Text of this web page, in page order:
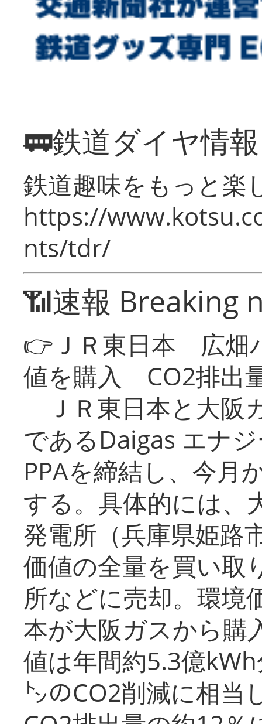
🚃鉄道ダイヤ情
鉄道趣味をもっと楽
https://
nts/tdr/
📶速報 Breaking
👉ＪＲ東日本 広畑
値を購入 CO2排出
ＪＲ東日本と大阪
であるDaigas エナ
PPAを締結し、今月
する。具体的には、
発電所（兵庫県姫路
価値の全量を買い取
所などに売却。環境
本が大阪ガスから購
値は年間約5.3億
㌧のCO2削減に相当